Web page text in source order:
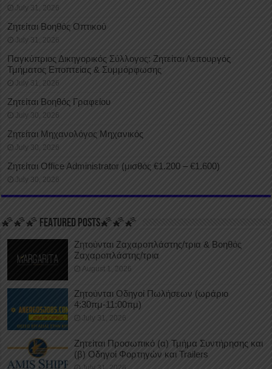
July 31, 2026
Ζητείται Βοηθός Οπτικού
July 31, 2026
Παγκύπριος Δικηγορικός Σύλλογος: Ζητείται Λειτουργός
Τμήματος Εποπτείας & Συμμόρφωσης
July 31, 2026
Ζητείται Βοηθός Γραφείου
July 30, 2026
Ζητείται Μηχανολόγος Μηχανικός
July 30, 2026
Ζητείται Office Administrator (μισθός €1.200 – €1.600)
July 30, 2026
🌠🌠🌠 FEATURED POSTS🌠🌠🌠
Ζητούνται Ζαχαροπλάστης/τρια & Βοηθός
Ζαχαροπλάστης/τρια
August 1, 2026
Ζητούνται Οδηγοί Πωλήσεων (ωράριο
4:30πμ-11:00πμ)
July 31, 2026
Ζητείται Προσωπικό (α) Τμήμα Συντήρησης και
(β) Οδηγοί Φορτηγών και Trailers